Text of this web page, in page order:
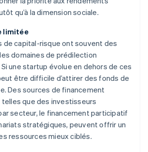
qu’à la dimension sociale.
limitée
de capital-risque ont souvent des
domaines de prédilection
une startup évolue en dehors de ces
être difficile d’attirer des fonds de
Des sources de financement
que des investisseurs
secteur, le financement participatif
stratégiques, peuvent offrir un
ressources mieux ciblés.